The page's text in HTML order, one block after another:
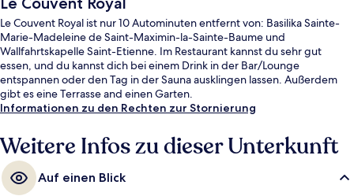
Le Couvent Royal ist nur 10 Autominuten entfernt von: Basilika Sainte-
Marie-Madeleine de Saint-Maximin-la-Sainte-Baume und
Wallfahrtskapelle Saint-Etienne. Im Restaurant kannst du sehr gut
essen, und du kannst dich bei einem Drink in der Bar/Lounge
entspannen oder den Tag in der Sauna ausklingen lassen. Außerdem
gibt es eine Terrasse and einen Garten.
Informationen zu den Rechten zur Stornierung
Weitere Infos zu dieser Unterkunft
Auf einen Blick